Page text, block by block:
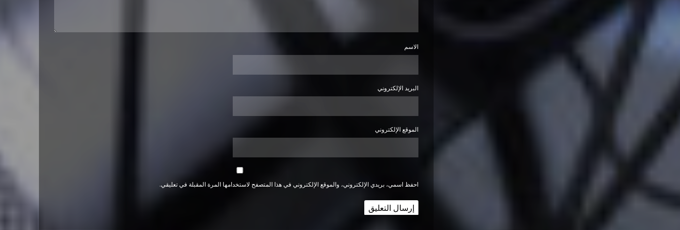
الاسم
البريد الإلكتروني
الموقع الإلكتروني
احفظ اسمي، بريدي الإلكتروني، والموقع الإلكتروني في هذا المتصفح لاستخدامها المرة المقبلة في تعليقي.